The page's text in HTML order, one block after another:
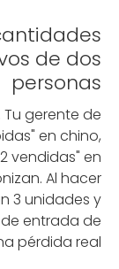
de dos
personas
Tu gerente de
en chino,
vendidas" en
Al hacer
3 unidades y
entrada de
pérdida real.